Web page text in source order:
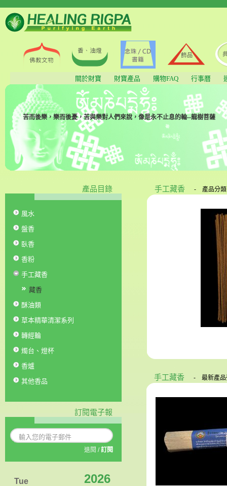
關於財寶 財寶產品 購物FAQ 行事曆
苦而後樂，樂而後憂，苦與樂對人們來說，像是永不止息的輪--龍樹菩薩
產品目錄
風水
盤香
臥香
香粉
手工藏香
藏香
酥油類
草本精華清潔系列
轉經輪
燭台、燈杯
香爐
其他香品
訂閱電子報
退閱 /訂閱
Tue 2026
手工藏香 - 產品分類
手工藏香 - 最新產